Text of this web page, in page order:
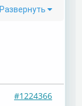
Развернуть
#1224366